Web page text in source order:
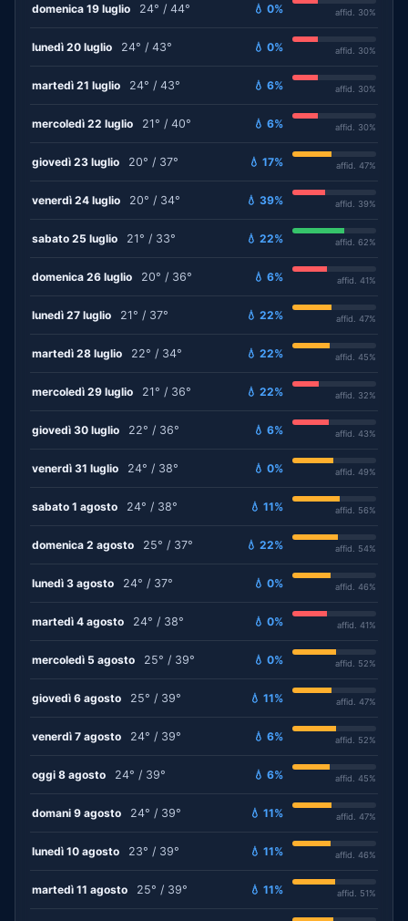
domenica 19 luglio 24° / 44° 💧 0% affid. 30%
lunedì 20 luglio 24° / 43° 💧 0% affid. 30%
martedì 21 luglio 24° / 43° 💧 6% affid. 30%
mercoledì 22 luglio 21° / 40° 💧 6% affid. 30%
giovedì 23 luglio 20° / 37° 💧 17% affid. 47%
venerdì 24 luglio 20° / 34° 💧 39% affid. 39%
sabato 25 luglio 21° / 33° 💧 22% affid. 62%
domenica 26 luglio 20° / 36° 💧 6% affid. 41%
lunedì 27 luglio 21° / 37° 💧 22% affid. 47%
martedì 28 luglio 22° / 34° 💧 22% affid. 45%
mercoledì 29 luglio 21° / 36° 💧 22% affid. 32%
giovedì 30 luglio 22° / 36° 💧 6% affid. 43%
venerdì 31 luglio 24° / 38° 💧 0% affid. 49%
sabato 1 agosto 24° / 38° 💧 11% affid. 56%
domenica 2 agosto 25° / 37° 💧 22% affid. 54%
lunedì 3 agosto 24° / 37° 💧 0% affid. 46%
martedì 4 agosto 24° / 38° 💧 0% affid. 41%
mercoledì 5 agosto 25° / 39° 💧 0% affid. 52%
giovedì 6 agosto 25° / 39° 💧 11% affid. 47%
venerdì 7 agosto 24° / 39° 💧 6% affid. 52%
oggi 8 agosto 24° / 39° 💧 6% affid. 45%
domani 9 agosto 24° / 39° 💧 11% affid. 47%
lunedì 10 agosto 23° / 39° 💧 11% affid. 46%
martedì 11 agosto 25° / 39° 💧 11% affid. 51%